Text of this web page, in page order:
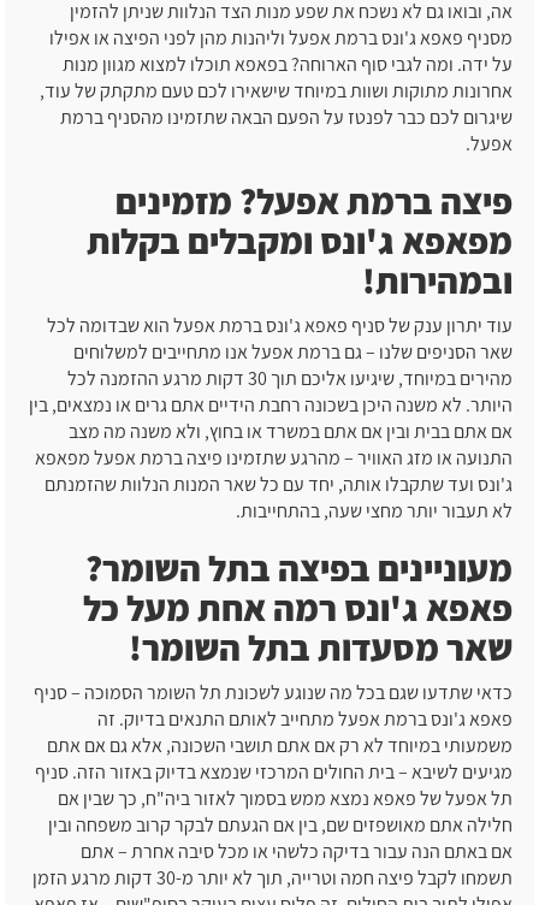
אה, ובואו גם לא נשכח את שפע מנות הצד הנלוות שניתן להזמין
מסניף פאפא ג'ונס ברמת אפעל וליהנות מהן לפני הפיצה או אפילו
על ידה. ומה לגבי סוף הארוחה? בפאפא תוכלו למצוא מגוון מנות
אחרונות מתוקות ושוות במיוחד שישאירו לכם טעם מתקתק של עוד,
שיגרום לכם כבר לפנטז על הפעם הבאה שתזמינו מהסניף ברמת
אפעל.
פיצה ברמת אפעל? מזמינים
מפאפא ג'ונס ומקבלים בקלות
ובמהירות!
עוד יתרון ענק של סניף פאפא ג'ונס ברמת אפעל הוא שבדומה לכל
שאר הסניפים שלנו – גם ברמת אפעל אנו מתחייבים למשלוחים
מהירים במיוחד, שיגיעו אליכם תוך 30 דקות מרגע ההזמנה לכל
היותר. לא משנה היכן בשכונה רחבת הידיים אתם גרים או נמצאים, בין
אם אתם בבית ובין אם אתם במשרד או בחוץ, ולא משנה מה מצב
התנועה או מזג האוויר – מהרגע שתזמינו פיצה ברמת אפעל מפאפא
ג'ונס ועד שתקבלו אותה, יחד עם כל שאר המנות הנלוות שהזמנתם
לא תעבור יותר מחצי שעה, בהתחייבות.
מעוניינים בפיצה בתל השומר?
פאפא ג'ונס רמה אחת מעל כל
שאר מסעדות בתל השומר!
כדאי שתדעו שגם בכל מה שנוגע לשכונת תל השומר הסמוכה – סניף
פאפא ג'ונס ברמת אפעל מתחייב לאותם התנאים בדיוק. זה
משמעותי במיוחד לא רק אם אתם תושבי השכונה, אלא גם אם אתם
מגיעים לשיבא – בית החולים המרכזי שנמצא בדיוק באזור הזה. סניף
תל אפעל של פאפא נמצא ממש בסמוך לאזור ביה"ח, כך שבין אם
חלילה אתם מאושפזים שם, בין אם הגעתם לבקר קרוב משפחה ובין
אם באתם הנה עבור בדיקה כלשהי או מכל סיבה אחרת – אתם
תשמחו לקבל פיצה חמה וטרייה, תוך לא יותר מ-30 דקות מרגע הזמן